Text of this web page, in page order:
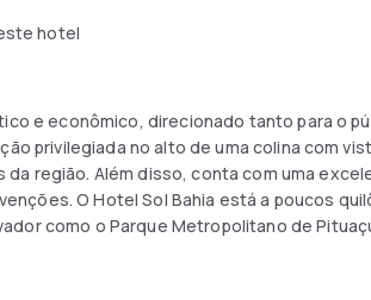
hotel
e econômico, direcionado tanto para o
privilegiada no alto de uma colina com
da região. Além disso, conta com uma
O Hotel Sol Bahia está a poucos
como o Parque Metropolitano de
Centro de Convenções da Bahia e